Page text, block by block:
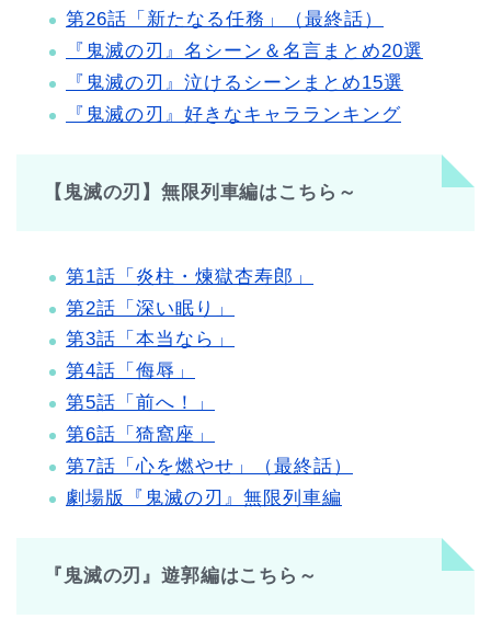
第26話「新たなる任務」（最終話）
『鬼滅の刃』名シーン＆名言まとめ20選
『鬼滅の刃』泣けるシーンまとめ15選
『鬼滅の刃』好きなキャラランキング
【鬼滅の刃】無限列車編はこちら～
第1話「炎柱・煉獄杏寿郎」
第2話「深い眠り」
第3話「本当なら」
第4話「侮辱」
第5話「前へ！」
第6話「猗窩座」
第7話「心を燃やせ」（最終話）
劇場版『鬼滅の刃』無限列車編
『鬼滅の刃』遊郭編はこちら～